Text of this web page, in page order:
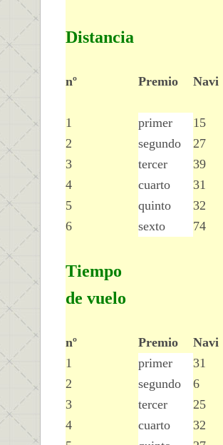
Distancia
nº Premio Navi
1
primer 15
2
segundo 27
3
tercer 39
4
cuarto 31
5
quinto 32
6
sexto 74
Tiempo
de vuelo
nº Premio Navi
1
primer 31
2
segundo 6
3
tercer 25
4
cuarto 32